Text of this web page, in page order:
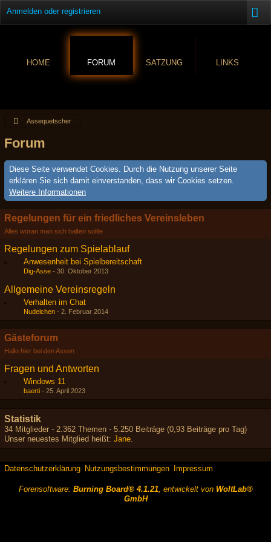
Anmelden oder registrieren
HOME FORUM SATZUNG LINKS
Assequetscher
Forum
Diese Seite verwendet Cookies. Durch die Nutzung unserer Seite
erklären Sie sich damit einverstanden, dass wir Cookies setzen.
Weitere Informationen
Regelungen für ein friedliches Vereinsleben
Alles woran man sich halten sollte
Regelungen zum Spielablauf
Anwesenheit bei Spielbereitschaft
Dig-Asse - 30. Oktober 2013
Allgemeine Vereinsregeln
Verhalten im Chat
Nudelchen - 2. Februar 2014
Gästeforum
Hallo hier bei den Assen
Fragen und Antworten
Windows 11
baerti - 25. April 2023
Statistik
34 Mitglieder - 2.362 Themen - 5.250 Beiträge (0,93 Beiträge pro Tag)
Unser neuestes Mitglied heißt: Jane.
Datenschutzerklärung Nutzungsbestimmungen Impressum
Forensoftware: Burning Board® 4.1.21, entwickelt von WoltLab®
GmbH